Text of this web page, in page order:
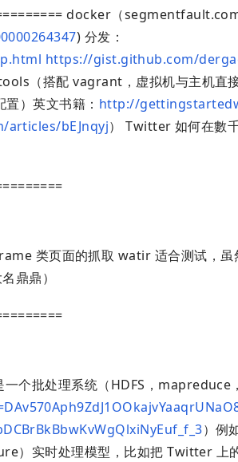
docker（segmentfault.com
) 分发：
https://gist.github.com/
（搭配 vagrant，虚拟机与主机直接
）英文书籍： http://
bEJnqyj） Twitter 如何在數
类页面的抓取 watir 适合测试，虽
鼎鼎）
个批处理系统（HDFS，
）例
）实时处理模型，比如把 Twitter 上